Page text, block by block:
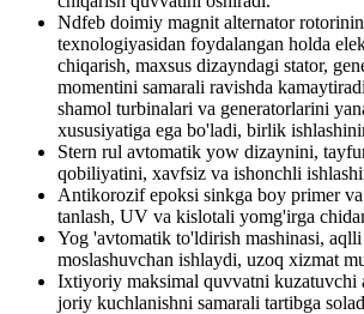
Ndfeb doimiy magnit alternator
texnologiyasidan foydalangan holda
chiqarish, maxsus dizayndagi stator,
momentini samarali ravishda
shamol turbinalari va generatorlarini
xususiyatiga ega bo'ladi, birlik
Stern rul avtomatik yow dizaynini,
qobiliyatini, xavfsiz va ishonchli
Antikorozif epoksi sinkga boy primer
tanlash, UV va kislotali yomg'irga
Yog 'avtomatik to'ldirish mashinasi, aqlli
moslashuvchan ishlaydi, uzoq xizmat
Ixtiyoriy maksimal quvvatni kuzatuvchi
joriy kuchlanishni samarali tartibga